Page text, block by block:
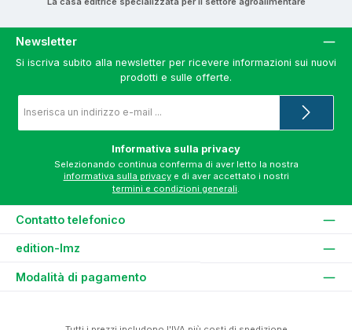
Newsletter
Si iscriva subito alla newsletter per ricevere informazioni sui nuovi
prodotti e sulle offerte.
e-
*
Informativa sulla privacy
informativa sulla privacy
termini e condizioni generali.
Contatto telefonico
edition-lmz
Modalità di pagamento